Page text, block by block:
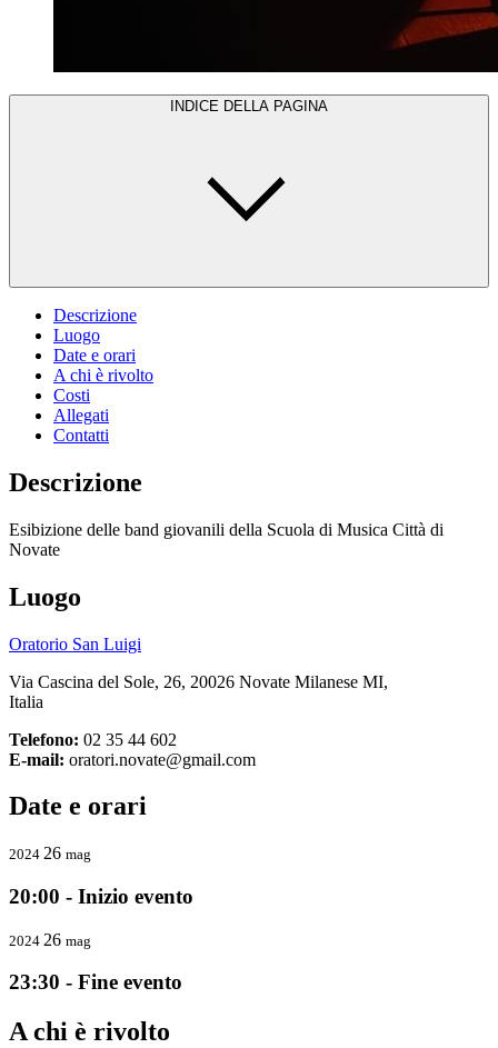
INDICE DELLA PAGINA
Descrizione
Luogo
Date e orari
A chi è rivolto
Costi
Allegati
Contatti
Descrizione
Esibizione delle band giovanili della Scuola di Musica Città di
Novate
Luogo
Oratorio San Luigi
Via Cascina del Sole, 26, 20026 Novate Milanese MI,
Italia
Telefono: 02 35 44 602
E-mail: oratori.novate@gmail.com
Date e orari
2024 26 mag
20:00 - Inizio evento
2024 26 mag
23:30 - Fine evento
A chi è rivolto